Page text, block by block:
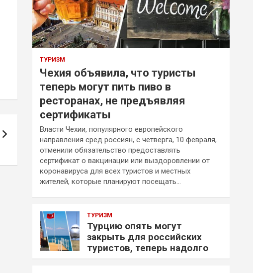
ТУРИЗМ
Чехия объявила, что туристы
теперь могут пить пиво в
ресторанах, не предъявляя
сертификаты
Власти Чехии, популярного европейского
направления сред россиян, с четверга, 10 февраля,
отменили обязательство предоставлять
сертификат о вакцинации или выздоровлении от
коронавируса для всех туристов и местных
жителей, которые планируют посещать…
ТУРИЗМ
Турцию опять могут
закрыть для российских
туристов, теперь надолго